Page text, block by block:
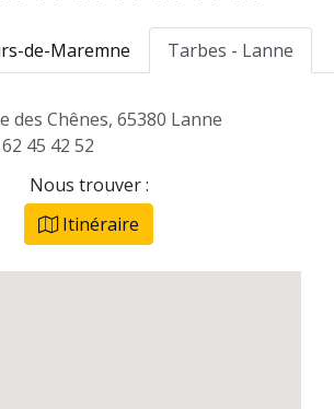
de-Maremne Tarbes - Lanne
des Chênes, 65380 Lanne
45 42 52
Nous trouver :
Itinéraire